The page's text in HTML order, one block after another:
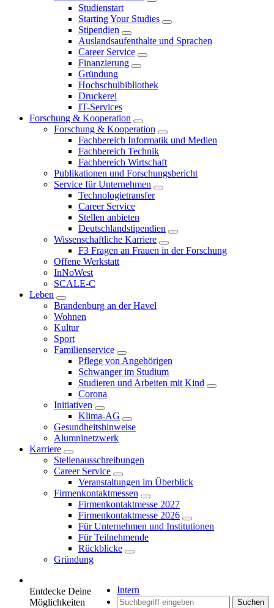
Studienstart
Starting Your Studies
Stipendien
Auslandsaufenthalte und Sprachen
Career Service
Finanzierung
Gründung
Hochschulbibliothek
Druckerei
IT-Services
Forschung & Kooperation
Forschung & Kooperation
Fachbereich Informatik und Medien
Fachbereich Technik
Fachbereich Wirtschaft
Publikationen und Forschungsbericht
Service für Unternehmen
Technologietransfer
Career Service
Stellen anbieten
Deutschlandstipendien
Wissenschaftliche Karriere
F3 Fragen an Frauen in der Forschung
Offene Werkstatt
InNoWest
SCALE-C
Leben
Brandenburg an der Havel
Wohnen
Kultur
Sport
Familienservice
Pflege von Angehörigen
Schwanger im Studium
Studieren und Arbeiten mit Kind
Corona
Initiativen
Klima-AG
Gesundheitshinweise
Alumninetzwerk
Karriere
Stellenausschreibungen
Career Service
Veranstaltungen im Überblick
Firmenkontaktmessen
Firmenkontaktmesse 2027
Firmenkontaktmesse 2026
Für Unternehmen und Institutionen
Für Teilnehmende
Rückblicke
Gründung
Intern
Suchen
Entdecke Deine
Möglichkeiten